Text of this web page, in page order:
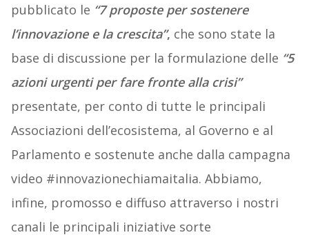
pubblicato le “7 proposte per sostenere
l’innovazione e la crescita”, che sono state la
base di discussione per la formulazione delle “5
azioni urgenti per fare fronte alla crisi”
presentate, per conto di tutte le principali
Associazioni dell’ecosistema, al Governo e al
Parlamento e sostenute anche dalla campagna
video #innovazionechiamaitalia. Abbiamo,
infine, promosso e diffuso attraverso i nostri
canali le principali iniziative sorte